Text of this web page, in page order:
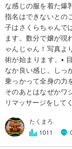
な感じの服を着た爆
指名はできないとの
子はさくらちゃんで
ます。数分で嬢が現
ゃんじゃん！写真よ
術が始まります。▪️
なか良い感じ。しっ
乗っかって全身の力
そのあとはなぜかワ
リマッサージをして
たくまろ
1011